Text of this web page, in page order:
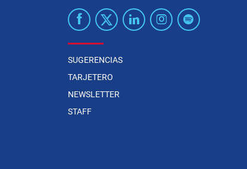
SUGERENCIAS
TARJETERO
NEWSLETTER
STAFF